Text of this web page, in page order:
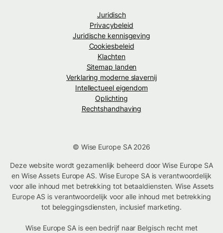
Juridisch
Privacybeleid
Juridische kennisgeving
Cookiesbeleid
Klachten
Sitemap landen
Verklaring moderne slavernij
Intellectueel eigendom
Oplichting
Rechtshandhaving
© Wise Europe SA 2026
Deze website wordt gezamenlijk beheerd door Wise Europe SA
en Wise Assets Europe AS. Wise Europe SA is verantwoordelijk
voor alle inhoud met betrekking tot betaaldiensten. Wise Assets
Europe AS is verantwoordelijk voor alle inhoud met betrekking
tot beleggingsdiensten, inclusief marketing.
Wise Europe SA is een bedrijf naar Belgisch recht met